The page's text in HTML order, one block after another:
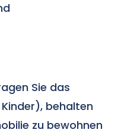
Sie das
behalten
zu bewohnen